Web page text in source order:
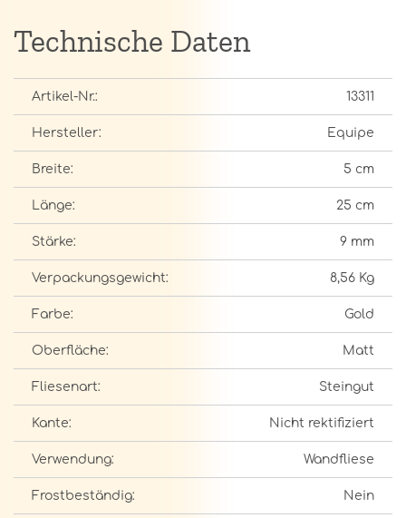
Technische Daten
Artikel-Nr.: 13311
Hersteller: Equipe
Breite: 5 cm
Länge: 25 cm
Stärke: 9 mm
Verpackungsgewicht: 8,56 Kg
Farbe: Gold
Oberfläche: Matt
Fliesenart: Steingut
Kante: Nicht rektifiziert
Verwendung: Wandfliese
Frostbeständig: Nein